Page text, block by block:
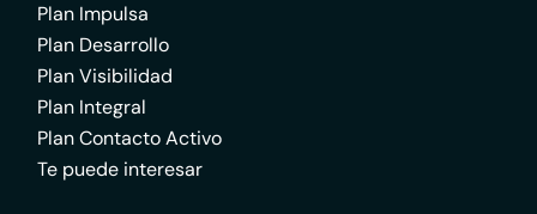
Plan Impulsa
Plan Desarrollo
Plan Visibilidad
Plan Integral
Plan Contacto Activo
Te puede interesar